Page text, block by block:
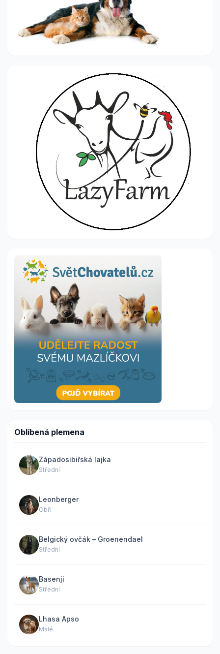
Oblíbená plemena
Západosibiřská lajka
Střední
Leonberger
Obří
Belgický ovčák – Groenendael
Střední
Basenji
Střední
Lhasa Apso
Malé